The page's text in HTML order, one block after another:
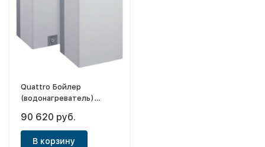
Quattro Бойлер
(водонагреватель)
100.7
90 620 руб.
В корзину